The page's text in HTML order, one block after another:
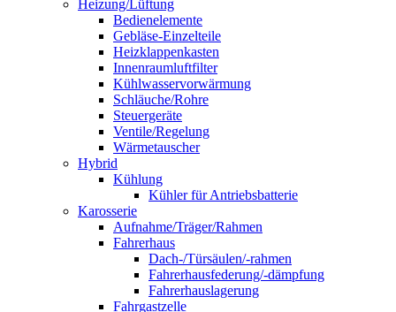
Heizung/Lüftung
Bedienelemente
Gebläse-Einzelteile
Heizklappenkasten
Innenraumluftfilter
Kühlwasservorwärmung
Schläuche/Rohre
Steuergeräte
Ventile/Regelung
Wärmetauscher
Hybrid
Kühlung
Kühler für Antriebsbatterie
Karosserie
Aufnahme/Träger/Rahmen
Fahrerhaus
Dach-/Türsäulen/-rahmen
Fahrerhausfederung/-dämpfung
Fahrerhauslagerung
Fahrgastzelle